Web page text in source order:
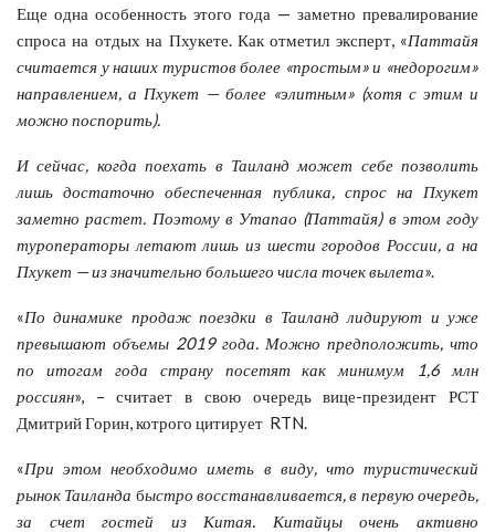
Еще одна особенность этого года — заметно превалирование
спроса на отдых на Пхукете. Как отметил эксперт, «Паттайя
считается у наших туристов более «простым» и «недорогим»
направлением, а Пхукет — более «элитным» (хотя с этим и
можно поспорить).
И сейчас, когда поехать в Таиланд может себе позволить
лишь достаточно обеспеченная публика, спрос на Пхукет
заметно растет. Поэтому в Утапао (Паттайя) в этом году
туроператоры летают лишь из шести городов России, а на
Пхукет — из значительно большего числа точек вылета».
«По динамике продаж поездки в Таиланд лидируют и уже
превышают объемы 2019 года. Можно предположить, что
по итогам года страну посетят как минимум 1,6 млн
россиян», – считает в свою очередь вице-президент РСТ
Дмитрий Горин, котрого цитирует RTN.
«При этом необходимо иметь в виду, что туристический
рынок Таиланда быстро восстанавливается, в первую очередь,
за счет гостей из Китая. Китайцы очень активно